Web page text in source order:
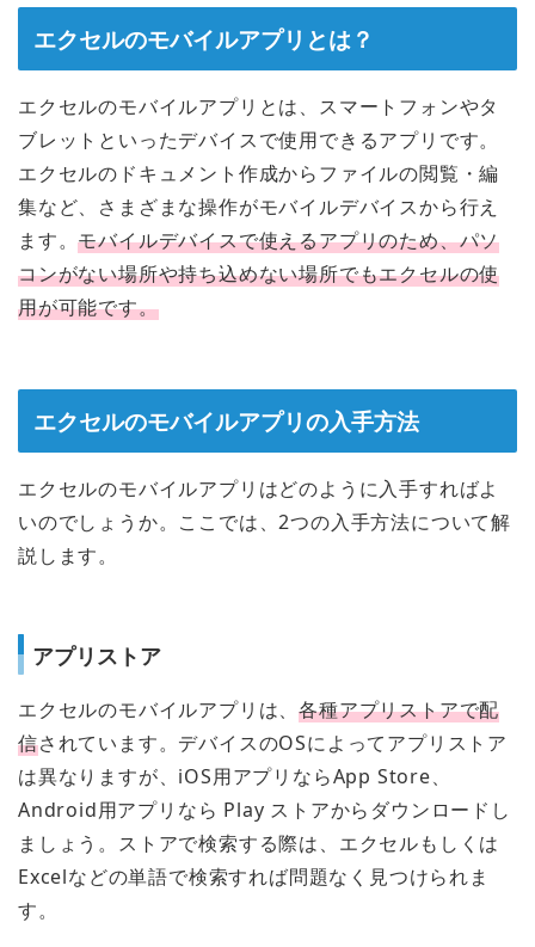
エクセルのモバイルアプリとは？
エクセルのモバイルアプリとは、スマートフォンやタ
ブレットといったデバイスで使用できるアプリです。
エクセルのドキュメント作成からファイルの閲覧・編
集など、さまざまな操作がモバイルデバイスから行え
ます。モバイルデバイスで使えるアプリのため、パソ
コンがない場所や持ち込めない場所でもエクセルの使
用が可能です。
エクセルのモバイルアプリの入手方法
エクセルのモバイルアプリはどのように入手すればよ
いのでしょうか。ここでは、2つの入手方法について解
説します。
アプリストア
エクセルのモバイルアプリは、各種アプリストアで配
信されています。デバイスのOSによってアプリストア
は異なりますが、iOS用アプリならApp Store、
Android用アプリなら Play ストアからダウンロードし
ましょう。ストアで検索する際は、エクセルもしくは
Excelなどの単語で検索すれば問題なく見つけられま
す。